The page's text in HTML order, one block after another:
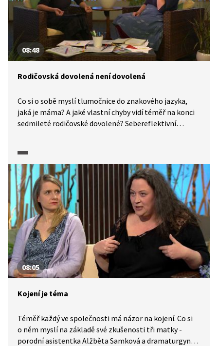
08:48
Rodičovská dovolená není dovolená
Co si o sobě myslí tlumočnice do znakového jazyka,
jaká je máma? A jaké vlastní chyby vidí téměř na konci
sedmileté rodičovské dovolené? Sebereflektivní
08:05
Kojení je téma
Téměř každý ve společnosti má názor na kojení. Co si
o něm myslí na základě své zkušenosti tři matky -
porodní asistentka Alžběta Samková a dramaturgyně